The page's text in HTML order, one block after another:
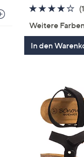
5
Weitere
In den